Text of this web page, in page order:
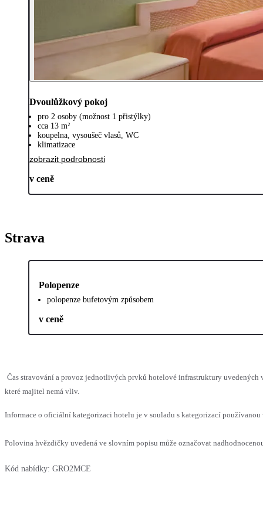
Dvoulůžkový pokoj
pro 2 osoby (možnost 1 přistýlky)
cca 13 m²
koupelna, vysoušeč vlasů, WC
klimatizace
zobrazit podrobnosti
v ceně
Strava
Polopenze
polopenze bufetovým způsobem
v ceně
Čas stravování a provoz jednotlivých prvků hotelové infrastruktury uvedených
které majitel nemá vliv.
Informace o oficiální kategorizaci hotelu je v souladu s kategorizací
Polovina hvězdičky uvedená ve slovním popisu může označovat
Kód nabídky: GRO2MCE